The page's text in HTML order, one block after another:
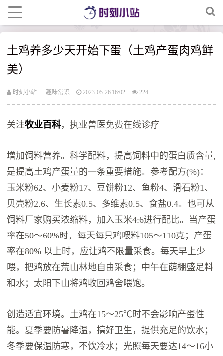
土鸡养多少天开始下蛋（土鸡产蛋肉鸡鲜
美）
时刻小站 趣味常识 2023-05-26 16:02 224
关注牧业百科，执业兽医免费在线诊疗
增加饲料营养。科学配料，提高饲料中的蛋白质含量,
是提高土鸡产蛋量的一条重要措施。参考配方(%)：
玉米粉62、小麦粉17、豆饼粉12、鱼粉4、滑石粉1、
贝壳粉2.6、生长素0.5、多维素0.5、食盐0.4。也可从
饲料厂家购买浓缩料，加入玉米4:6进行配比。当产蛋
率在50～60%时，每天每只鸡喂料105～110克；产蛋
率在80% 以上时，应让鸡不限量采食。每天早上少
喂，把鸡放在荒山林地自由采食；中午在荫棚盛足料
和水；太阳下山将鸡收回鸡舍喂饱。
创造适宜环境。土鸡在15～25℃时不会影响产蛋性
能。夏季要防暑降温，搞好卫生，提供充足的饮水；
冬季要保温防寒，不饮冷水；光照每天要达14～16小